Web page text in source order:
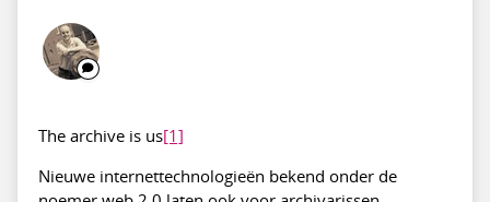
The archive is us[1]
Nieuwe internettechnologieën bekend onder de